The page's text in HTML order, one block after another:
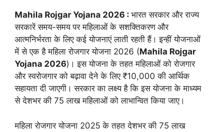
Mahila Rojgar Yojana 2026 : भारत सरकार और राज्य
सरकारें समय-समय पर महिलाओं के सशक्तिकरण और
आत्मनिर्भरता के लिए कई योजनाएं लाती रहती हैं। इन्हीं योजनाओं
में से एक है महिला रोजगार योजना 2026 (Mahila Rojgar
Yojana 2026)। इस योजना के तहत महिलाओं को रोजगार
और स्वरोजगार को बढ़ावा देने के लिए ₹10,000 की आर्थिक
सहायता दी जाएगी। सरकार का लक्ष्य है कि इस योजना के माध्यम
से देशभर की 75 लाख महिलाओं को लाभान्वित किया जाए।
महिला रोजगार योजना 2025 के तहत देशभर की 75 लाख